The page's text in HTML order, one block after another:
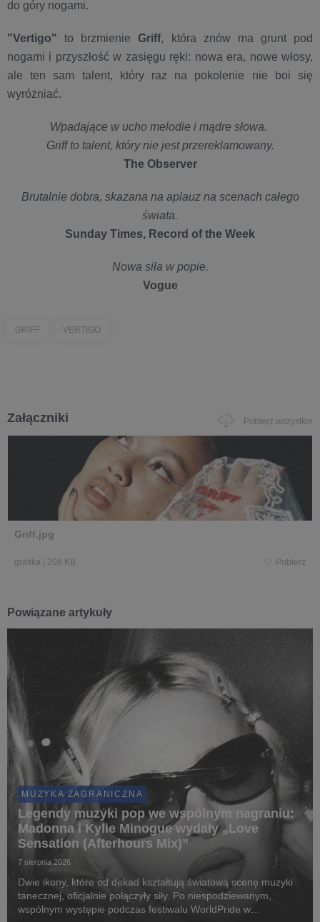
do góry nogami.
"Vertigo" to brzmienieGriff, która znów ma grunt pod
nogami i przyszłość w zasięgu ręki: nowa era, nowe włosy,
ale ten sam talent, który raz na pokolenie nie boi się
wyróżniać.
Wpadające w ucho melodie i mądre słowa.
Griff to talent, który nie jest przereklamowany.
The Observer
Brutalnie dobra, skazana na aplauz na scenach całego
świata.
Sunday Times, Record of the Week
Nowa siła w popie.
Vogue
GRIFF VERTIGO
Załączniki Pobierz wszystkie
Griff.jpg
grafika 208 KB Pobierz
Powiązane artykuły
MUZYKA ZAGRANICZNA
Legendy muzyki pop we wspólnym nagraniu:
Madonna i Kylie Minogue wydały „Love
Sensation (Afterhours Mix)”
7 sierpnia 2026
Dwie ikony, które od dekad kształtują światową scenę muzyki
tanecznej, oficjalnie połączyły siły. Po niespodziewanym,
wspólnym występie podczas festiwalu WorldPride w